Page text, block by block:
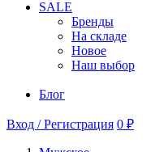
SALE
Бренды
На складе
Новое
Наш выбор
Блог
Вход / Регистрация 0 ₽